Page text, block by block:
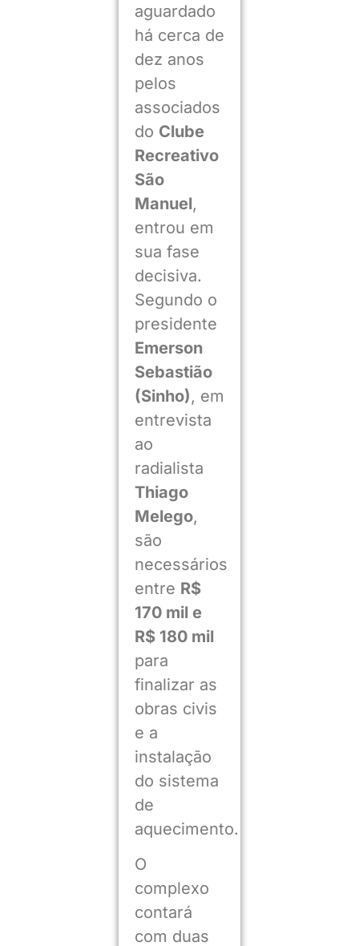
aguardado
há cerca de
dez anos
pelos
associados
do Clube
Recreativo
São
Manuel,
entrou em
sua fase
decisiva.
Segundo o
presidente
Emerson
Sebastião
(Sinho), em
entrevista
ao
radialista
Thiago
Melego,
são
necessários
entre R$
170 mil e
R$ 180 mil
para
finalizar as
obras civis
e a
instalação
do sistema
de
aquecimento.
O
complexo
contará
com duas